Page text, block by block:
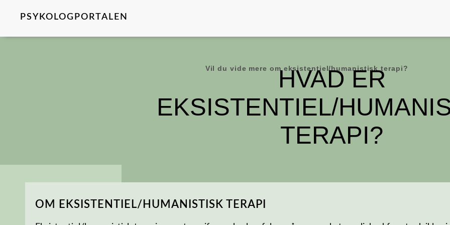
PSYKOLOGPORTALEN
Vil du vide mere om eksistentiel/humanistisk terapi?
HVAD ER
EKSISTENTIEL/
TERAPI?
OM EKSISTENTIEL/HUMANISTISK TERAPI